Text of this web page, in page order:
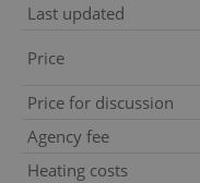
Last updated
Price
Price for discussion
Agency fee
Heating costs